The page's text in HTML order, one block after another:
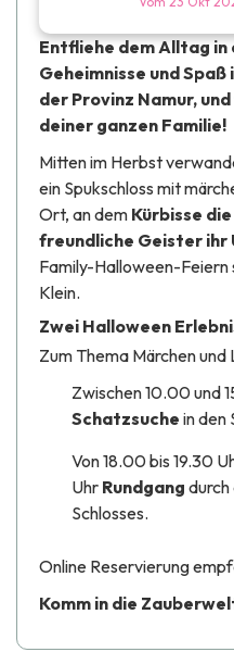
Entfliehe dem Alltag in
Geheimnisse und Spaß
der Provinz Namur,
deiner ganzen Familie!
Mitten im Herbst
ein Spukschloss mit
Ort, an dem Kürbisse
freundliche Geister ihr
Family-Halloween-Feiern
Klein.
Zwei Halloween
Zum Thema Märchen
Zwischen 10.00 und
Schatzsuche in den
Von 18.00 bis 19.30
Uhr Rundgang
Schlosses.
Online Reservierung
Komm in die